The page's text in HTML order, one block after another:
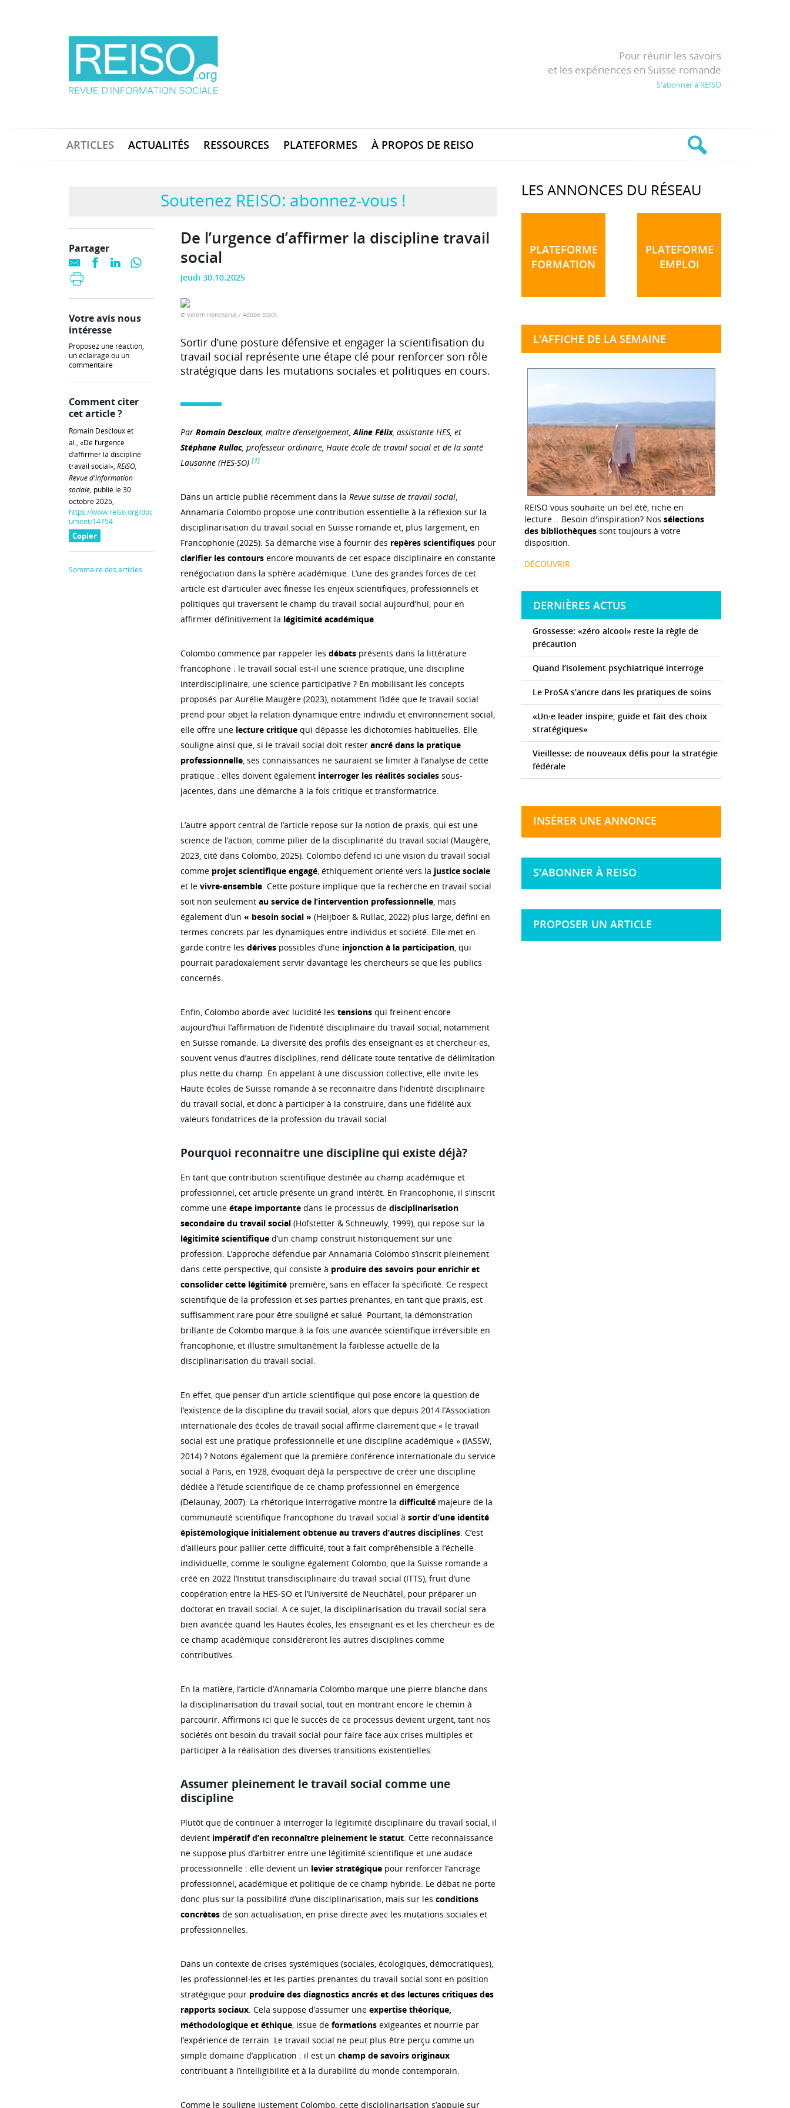
Pour réunir les savoirs
et les expériences en Suisse romande
S'abonner à REISO
ARTICLES ACTUALITÉS RESSOURCES PLATEFORMES À PROPOS DE REISO
Soutenez REISO: abonnez-vous !
De l’urgence d’affirmer la discipline travail
social
Jeudi 30.10.2025
© Valerii Honcharuk / Adobe Stock
Sortir d’une posture défensive et engager la scientifisation du
travail social représente une étape clé pour renforcer son rôle
stratégique dans les mutations sociales et politiques en cours.
Par Romain Descloux, maître d’enseignement,Aline Félix, assistante HES, et
Stéphane Rullac, professeur ordinaire, Haute école de travail social et de la santé
Lausanne (HES-SO) [1]
Dans un article publié récemment dans la Revue suisse de travail social,
Annamaria Colombo propose une contribution essentielle à la réflexion sur la
disciplinarisation du travail social en Suisse romande et, plus largement, en
Francophonie (2025). Sa démarche vise à fournir des repères scientifiquespour
clarifier les contoursencore mouvants de cet espace disciplinaire en constante
renégociation dans la sphère académique. L’une des grandes forces de cet
article est d’articuler avec finesse les enjeux scientifiques, professionnels et
politiques qui traversent le champ du travail social aujourd’hui, pour en
affirmer définitivement la légitimité académique.
Colombo commence par rappeler les débatsprésents dans la littérature
francophone : le travail social est-il une science pratique, une discipline
interdisciplinaire, une science participative ? En mobilisant les concepts
proposés par Aurélie Maugère (2023), notamment l’idée que le travail social
prend pour objet la relation dynamique entre individu et environnement social,
elle offre une lecture critiquequi dépasse les dichotomies habituelles. Elle
souligne ainsi que, si le travail social doit rester ancré dans la pratique
professionnelle, ses connaissances ne sauraient se limiter à l’analyse de cette
pratique : elles doivent également interroger les réalités socialessous-
jacentes, dans une démarche à la fois critique et transformatrice.
L’autre apport central de l’article repose sur la notion de praxis, qui est une
science de l’action, comme pilier de la disciplinarité du travail social (Maugère,
2023, cité dans Colombo, 2025). Colombo défend ici une vision du travail social
comme projet scientifique engagé, éthiquement orienté vers la justice sociale
et le vivre-ensemble. Cette posture implique que la recherche en travail social
soit non seulement au service de l’intervention professionnelle, mais
également d’un « besoin social » (Heijboer & Rullac, 2022) plus large, défini en
termes concrets par les dynamiques entre individus et société. Elle met en
garde contre les dérivespossibles d’une injonction à la participation, qui
pourrait paradoxalement servir davantage les chercheurs·se que les publics
concernés.
Enfin, Colombo aborde avec lucidité les tensionsqui freinent encore
aujourd’hui l’affirmation de l’identité disciplinaire du travail social, notamment
en Suisse romande. La diversité des profils des enseignant·es et chercheur·es,
souvent venus d’autres disciplines, rend délicate toute tentative de délimitation
plus nette du champ. En appelant à une discussion collective, elle invite les
Haute écoles de Suisse romande à se reconnaitre dans l’identité disciplinaire
du travail social, et donc à participer à la construire, dans une fidélité aux
valeurs fondatrices de la profession du travail social.
Pourquoi reconnaitre une discipline qui existe déjà?
En tant que contribution scientifique destinée au champ académique et
professionnel, cet article présente un grand intérêt. En Francophonie, il s’inscrit
comme une étape importantedans le processus de disciplinarisation
secondaire du travail social(Hofstetter & Schneuwly, 1999), qui repose sur la
légitimité scientifique d’un champ construit historiquement sur une
profession. L’approche défendue par Annamaria Colombo s’inscrit pleinement
dans cette perspective, qui consiste à produire des savoirs pour enrichir et
consolider cette légitimitépremière, sans en effacer la spécificité. Ce respect
scientifique de la profession et ses parties prenantes, en tant que praxis, est
suffisamment rare pour être souligné et salué. Pourtant, la démonstration
brillante de Colombo marque à la fois une avancée scientifique irréversible en
francophonie, et illustre simultanément la faiblesse actuelle de la
disciplinarisation du travail social.
En effet, que penser d’un article scientifique qui pose encore la question de
l’existence de la discipline du travail social, alors que depuis 2014 l’Association
internationale des écoles de travail social affirme clairement que « le travail
social est une pratique professionnelle et une discipline académique » (IASSW,
2014) ? Notons également que la première conférence internationale du service
social à Paris, en 1928, évoquait déjà la perspective de créer une discipline
dédiée à l’étude scientifique de ce champ professionnel en émergence
(Delaunay, 2007). La rhétorique interrogative montre la difficultémajeure de la
communauté scientifique francophone du travail social à sortir d’une identité
épistémologique initialement obtenue au travers d’autres disciplines. C’est
d’ailleurs pour pallier cette difficulté, tout à fait compréhensible à l’échelle
individuelle, comme le souligne également Colombo, que la Suisse romande a
créé en 2022 l’Institut transdisciplinaire du travail social (ITTS), fruit d’une
coopération entre la HES-SO et l’Université de Neuchâtel, pour préparer un
doctorat en travail social. A ce sujet, la disciplinarisation du travail social sera
bien avancée quand les Hautes écoles, les enseignant·es et les chercheur·es de
ce champ académique considéreront les autres disciplines comme
contributives.
En la matière, l’article d’Annamaria Colombo marque une pierre blanche dans
la disciplinarisation du travail social, tout en montrant encore le chemin à
parcourir. Affirmons ici que le succès de ce processus devient urgent, tant nos
sociétés ont besoin du travail social pour faire face aux crises multiples et
participer à la réalisation des diverses transitions existentielles.
Assumer pleinement le travail social comme une
discipline
Plutôt que de continuer à interroger la légitimité disciplinaire du travail social, il
devient impératif d’en reconnaître pleinement le statut. Cette reconnaissance
ne suppose plus d’arbitrer entre une légitimité scientifique et une audace
processionnelle : elle devient un levier stratégiquepour renforcer l’ancrage
professionnel, académique et politique de ce champ hybride. Le débat ne porte
donc plus sur la possibilité d’une disciplinarisation, mais sur les conditions
concrètesde son actualisation, en prise directe avec les mutations sociales et
professionnelles.
Dans un contexte de crises systémiques (sociales, écologiques, démocratiques),
les professionnel·les et les parties prenantes du travail social sont en position
stratégique pour produire des diagnostics ancrés et des lectures critiques des
rapports sociaux. Cela suppose d’assumer une expertise théorique,
méthodologique et éthique, issue de formationsexigeantes et nourrie par
l’expérience de terrain. Le travail social ne peut plus être perçu comme un
simple domaine d’application : il est un champ de savoirs originaux
contribuant à l’intelligibilité et à la durabilité du monde contemporain.
Comme le souligne justement Colombo, cette disciplinarisation s’appuie sur
Partager
Votre avis nous
intéresse
Proposez une réaction,
un éclairage ou un
commentaire
Comment citer
cet article ?
Romain Descloux et
al., «De l’urgence
d’affirmer la discipline
travail social», REISO,
Revue d'information
sociale, publié le 30
octobre 2025,
https://www.reiso.org/doc
ument/14754
Copier
Sommaire des articles
LES ANNONCES DU RÉSEAU
PLATEFORME
FORMATION
PLATEFORME
EMPLOI
L'AFFICHE DE LA SEMAINE
REISO vous souhaite un bel été, riche en
lecture... Besoin d'inspiration? Nos sélections
des bibliothèques sont toujours à votre
disposition.
DÉCOUVRIR
DERNIÈRES ACTUS
Grossesse: «zéro alcool» reste la règle de
précaution
Quand l’isolement psychiatrique interroge
Le ProSA s’ancre dans les pratiques de soins
«Un·e leader inspire, guide et fait des choix
stratégiques»
Vieillesse: de nouveaux défis pour la stratégie
fédérale
INSÉRER UNE ANNONCE
S'ABONNER À REISO
PROPOSER UN ARTICLE